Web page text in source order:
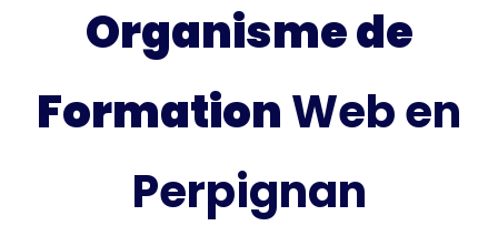
Organisme de
FormationWeb en
Perpignan